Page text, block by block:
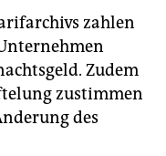
zahlen
Zudem
zustimmen
des